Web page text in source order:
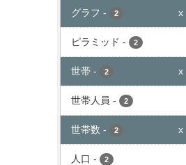
グラフ - 2 x
ピラミッド - 2
世帯 - 2 x
世帯人員 - 2
世帯数 - 2 x
人口 - 2